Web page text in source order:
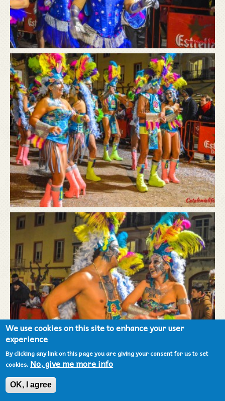
We use cookies on this site to enhance your user
experience
By clicking any link on this page you are giving your consent for us to set
cookies. No, give me more info
OK, I agree